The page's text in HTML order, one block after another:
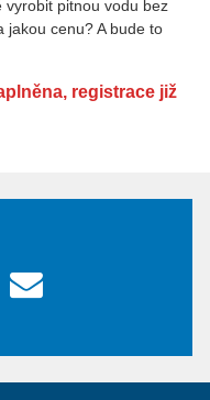
vyrobit pitnou vodu bez
jakou cenu? A bude to
registrace již